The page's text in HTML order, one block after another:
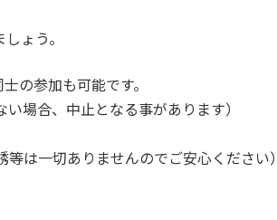
ょう。
の参加も可能です。
場合、中止となる事があります）
は一切ありませんのでご安心ください）